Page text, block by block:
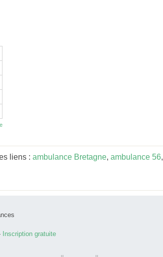
liens : ambulance Bretagne, ambulance 56,
Inscription gratuite